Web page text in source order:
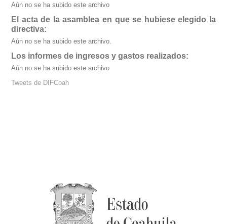
Aún no se ha subido este archivo
El acta de la asamblea en que se hubiese elegido la
directiva:
Aún no se ha subido este archivo.
Los informes de ingresos y gastos realizados:
Aún no se ha subido este archivo
Tweets de DIFCoah